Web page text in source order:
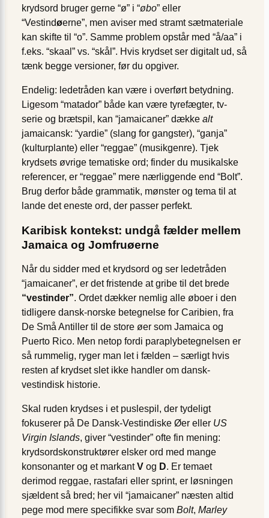
krydsord bruger gerne “ø” i “øbo” eller
“Vestindøerne”, men aviser med stramt sætmateriale
kan skifte til “o”. Samme problem opstår med “å/aa” i
f.eks. “skaal” vs. “skål”. Hvis krydset ser digitalt ud, så
tænk begge versioner, før du opgiver.
Endelig: ledetråden kan være i overført betydning.
Ligesom “matador” både kan være tyrefægter, tv-
serie og brætspil, kan “jamaicaner” dække alt
jamaicansk: “yardie” (slang for gangster), “ganja”
(kulturplante) eller “reggae” (musikgenre). Tjek
krydsets øvrige tematiske ord; finder du musikalske
referencer, er “reggae” mere nærliggende end “Bolt”.
Brug derfor både grammatik, mønster og tema til at
lande det eneste ord, der passer perfekt.
Karibisk kontekst: undgå fælder mellem
Jamaica og Jomfruøerne
Når du sidder med et krydsord og ser ledetråden
“jamaicaner”, er det fristende at gribe til det brede
“vestinder”. Ordet dækker nemlig alle øboer i den
tidligere dansk-norske betegnelse for Caribien, fra
De Små Antiller til de store øer som Jamaica og
Puerto Rico. Men netop fordi paraplybetegnelsen er
så rummelig, ryger man let i fælden – særligt hvis
resten af krydset slet ikke handler om dansk-
vestindisk historie.
Skal ruden krydses i et puslespil, der tydeligt
fokuserer på De Dansk-Vestindiske Øer eller US
Virgin Islands, giver “vestinder” ofte fin mening:
krydsordskonstruktører elsker ord med mange
konsonanter og et markantV og D. Er temaet
derimod reggae, rastafari eller sprint, er løsningen
sjældent så bred; her vil “jamaicaner” næsten altid
pege mod mere specifikke svar som Bolt, Marley